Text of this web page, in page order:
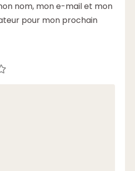
nom, mon e-mail et mon
pour mon prochain